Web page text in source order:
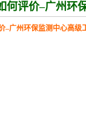
何评价–广州环
–广州环保监测中心高级